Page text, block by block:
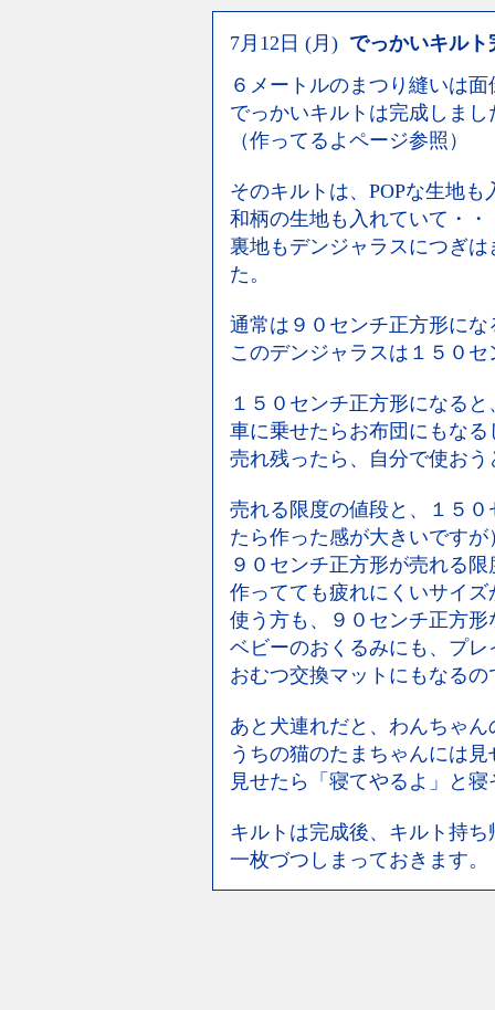
7月12日 (月) でっかいキルト
６メートルのまつり縫いは
でっかいキルトは完成しまし
（作ってるよページ参照）
そのキルトは、POPな生地も
和柄の生地も入れていて・・
裏地もデンジャラスにつぎ
た。
通常は９０センチ正方形に
このデンジャラスは１５０
１５０センチ正方形になる
車に乗せたらお布団にもなる
売れ残ったら、自分で使お
売れる限度の値段と、１５
たら作った感が大きいですが
９０センチ正方形が売れる
作ってても疲れにくいサイ
使う方も、９０センチ正方形
ベビーのおくるみにも、プレ
おむつ交換マットにもなる
あと犬連れだと、わんちゃ
うちの猫のたまちゃんには
見せたら「寝てやるよ」と
キルトは完成後、キルト持
一枚づつしまっておきます。